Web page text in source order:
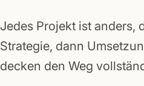
Jedes Projekt ist anders,
Strategie, dann
decken den Weg